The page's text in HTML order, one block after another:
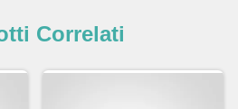
Correlati